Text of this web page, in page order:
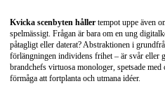
Kvicka scenbyten håller tempot uppe även
spelmässigt. Frågan är bara om en ung
påtagligt eller daterat? Abstraktionen i
förlängningen individens frihet – är svår eller
brandchefs virtuosa monologer, spetsade
förmåga att fortplanta och utmana idéer.